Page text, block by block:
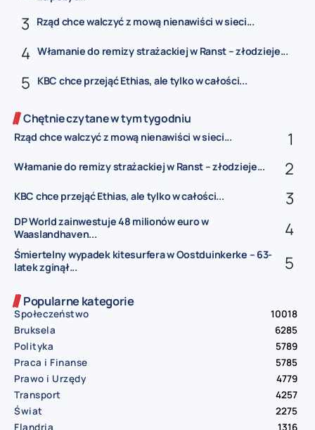
Rząd chce walczyć z mową nienawiści w sieci...
Włamanie do remizy strażackiej w Ranst – złodzieje...
KBC chce przejąć Ethias, ale tylko w całości...
Chętnie czytane w tym tygodniu
Rząd chce walczyć z mową nienawiści w sieci...
Włamanie do remizy strażackiej w Ranst – złodzieje...
KBC chce przejąć Ethias, ale tylko w całości...
DP World zainwestuje 48 milionów euro w
Waaslandhaven...
Śmiertelny wypadek kitesurfera w Oostduinkerke – 63-
latek zginął...
Popularne kategorie
Społeczeństwo
10018
Bruksela
6285
Polityka
5789
Praca i Finanse
5785
Prawo i Urzędy
4779
Transport
4257
Świat
2275
Flandria
1316